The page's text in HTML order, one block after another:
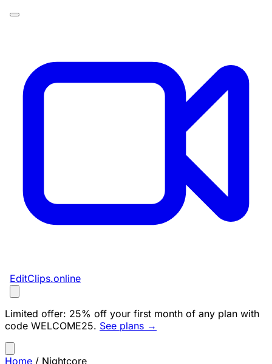
EditClips.online
Limited offer: 25% off your first month of any plan with
code WELCOME25. See plans →
Home / Nightcore